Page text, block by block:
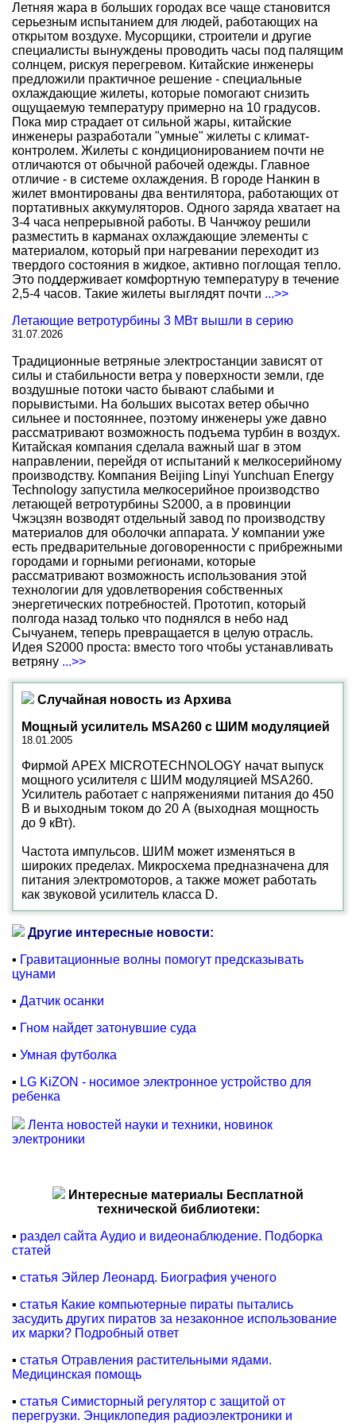
Летняя жара в больших городах все чаще становится
серьезным испытанием для людей, работающих на
открытом воздухе. Мусорщики, строители и другие
специалисты вынуждены проводить часы под палящим
солнцем, рискуя перегревом. Китайские инженеры
предложили практичное решение - специальные
охлаждающие жилеты, которые помогают снизить
ощущаемую температуру примерно на 10 градусов.
Пока мир страдает от сильной жары, китайские
инженеры разработали "умные" жилеты с климат-
контролем. Жилеты с кондиционированием почти не
отличаются от обычной рабочей одежды. Главное
отличие - в системе охлаждения. В городе Нанкин в
жилет вмонтированы два вентилятора, работающих от
портативных аккумуляторов. Одного заряда хватает на
3-4 часа непрерывной работы. В Чанчжоу решили
разместить в карманах охлаждающие элементы с
материалом, который при нагревании переходит из
твердого состояния в жидкое, активно поглощая тепло.
Это поддерживает комфортную температуру в течение
2,5-4 часов. Такие жилеты выглядят почти ...>>
Летающие ветротурбины 3 МВт вышли в серию
31.07.2026
Традиционные ветряные электростанции зависят от
силы и стабильности ветра у поверхности земли, где
воздушные потоки часто бывают слабыми и
порывистыми. На больших высотах ветер обычно
сильнее и постояннее, поэтому инженеры уже давно
рассматривают возможность подъема турбин в воздух.
Китайская компания сделала важный шаг в этом
направлении, перейдя от испытаний к мелкосерийному
производству. Компания Beijing Linyi Yunchuan Energy
Technology запустила мелкосерийное производство
летающей ветротурбины S2000, а в провинции
Чжэцзян возводят отдельный завод по производству
материалов для оболочки аппарата. У компании уже
есть предварительные договоренности с прибрежными
городами и горными регионами, которые
рассматривают возможность использования этой
технологии для удовлетворения собственных
энергетических потребностей. Прототип, который
полгода назад только что поднялся в небо над
Сычуанем, теперь превращается в целую отрасль.
Идея S2000 проста: вместо того чтобы устанавливать
ветряну ...>>
Случайная новость из Архива
Мощный усилитель MSA260 с ШИМ модуляцией
18.01.2005
Фирмой APEX MICROTECHNOLOGY начат выпуск
мощного усилителя с ШИМ модуляцией MSA260.
Усилитель работает с напряжениями питания до 450
В и выходным током до 20 А (выходная мощность
до 9 кВт).
Частота импульсов. ШИМ может изменяться в
широких пределах. Микросхема предназначена для
питания электромоторов, а также может работать
как звуковой усилитель класса D.
Другие интересные новости:
▪ Гравитационные волны помогут предсказывать
цунами
▪ Датчик осанки
▪ Гном найдет затонувшие суда
▪ Умная футболка
▪ LG KiZON - носимое электронное устройство для
ребенка
Лента новостей науки и техники, новинок
электроники
Интересные материалы Бесплатной
технической библиотеки:
▪ раздел сайта Аудио и видеонаблюдение. Подборка
статей
▪ статья Эйлер Леонард. Биография ученого
▪ статья Какие компьютерные пираты пытались
засудить других пиратов за незаконное использование
их марки? Подробный ответ
▪ статья Отравления растительными ядами.
Медицинская помощь
▪ статья Симисторный регулятор с защитой от
перегрузки. Энциклопедия радиоэлектроники и